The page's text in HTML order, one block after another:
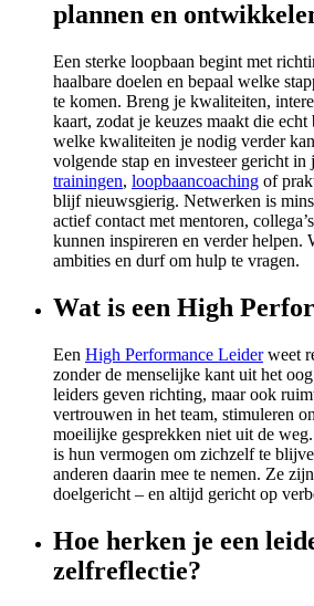
plannen en
Een sterke loopbaan begint met
haalbare doelen en bepaal welke
te komen. Breng je kwaliteiten,
kaart, zodat je keuzes maakt die
welke kwaliteiten je nodig verder
volgende stap en investeer gericht
trainingen, loopbaancoaching of
blijf nieuwsgierig. Netwerken is
actief contact met mentoren,
kunnen inspireren en verder helpen.
ambities en durf om hulp te vragen.
Wat is een High
Een High Performance Leiderweet
zonder de menselijke kant uit het
leiders geven richting, maar ook
vertrouwen in het team, stimuleren
moeilijke gesprekken niet uit de
is hun vermogen om zichzelf te
anderen daarin mee te nemen. Ze
doelgericht – en altijd gericht op
Hoe herken je een
zelfreflectie?